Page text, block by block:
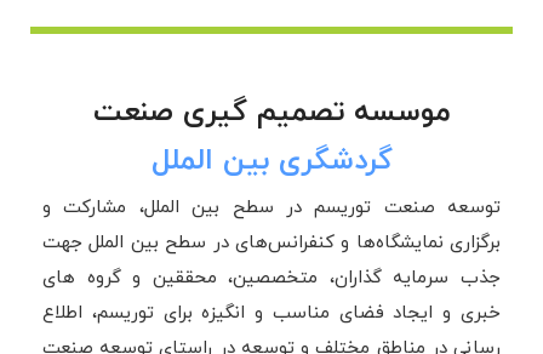
موسسه تصمیم گیری صنعت
گردشگری بین الملل
توسعه صنعت توریسم در سطح بین الملل، مشارکت و
برگزاری نمایشگاه‌ها و کنفرانس‌های در سطح بین الملل جهت
جذب سرمایه گذاران، متخصصین، محققین و گروه های
خبری و ایجاد فضای مناسب و انگیزه برای توریسم، اطلاع